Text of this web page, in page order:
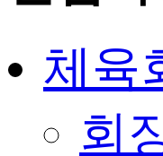
체육
회